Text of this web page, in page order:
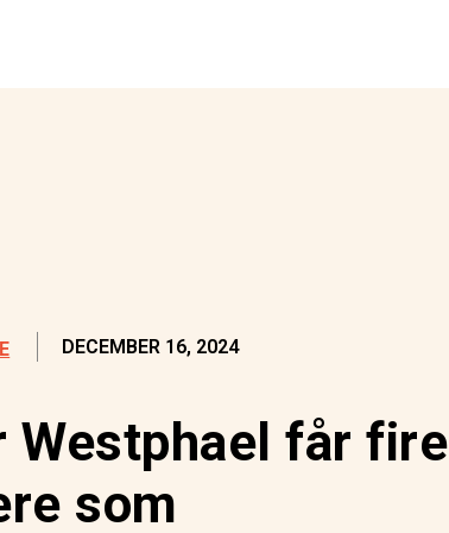
DECEMBER 16, 2024
Westphael får fire
som